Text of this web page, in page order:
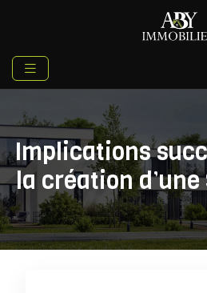
Implications
la création